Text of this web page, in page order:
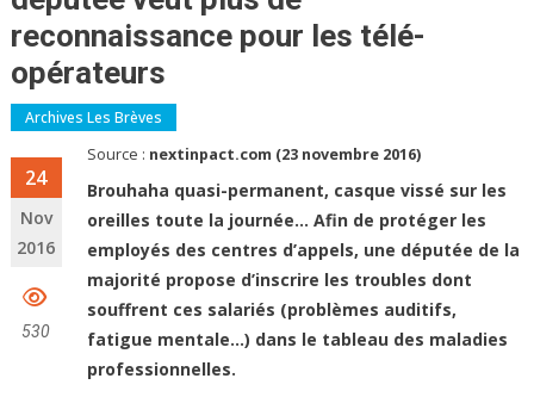
reconnaissance pour les télé-
opérateurs
Archives Les Brèves
24
Nov
2016
530
Source : nextinpact.com (23 novembre 2016)
Brouhaha quasi-permanent, casque vissé sur les
oreilles toute la journée… Afin de protéger les
employés des centres d’appels, une députée de la
majorité propose d’inscrire les troubles dont
souffrent ces salariés (problèmes auditifs,
fatigue mentale…) dans le tableau des maladies
professionnelles.